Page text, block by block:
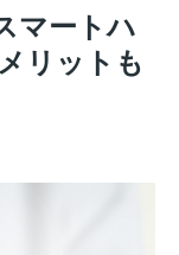
マートハ
リットも